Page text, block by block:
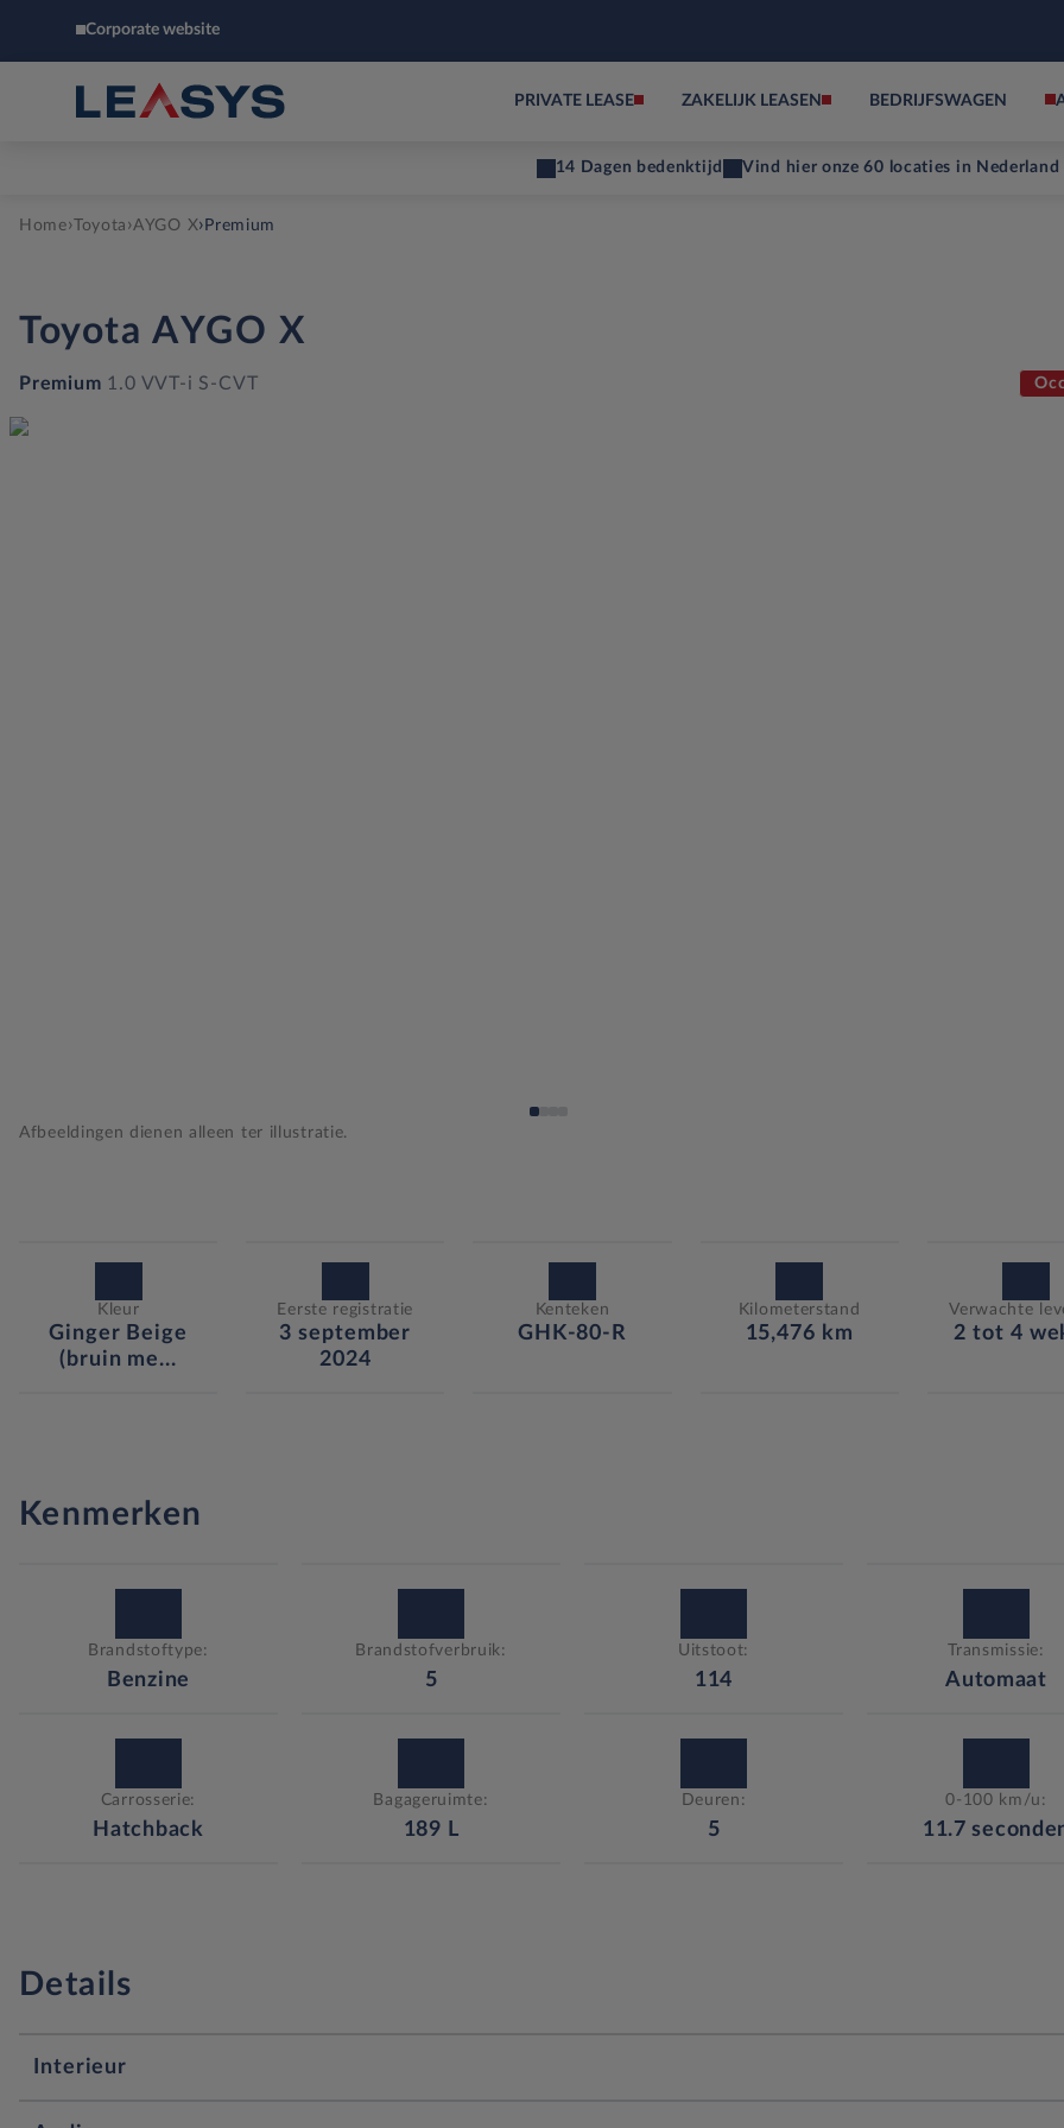
Corporate website
PRIVATE LEASE ZAKELIJK LEASEN BEDRIJFSWAGEN
14 Dagen bedenktijd Vind hier onze 60 locaties in Nederland
Home› Toyota ›AYGO X› Premium
Toyota AYGO X
Premium 1.0 VVT-i S-CVT
Afbeeldingen dienen alleen ter illustratie.
Kleur
Ginger Beige
(bruin me...
Eerste registratie
3 september
2024
Kenteken
GHK-80-R
Kilometerstand
15,476 km
Verwachte
2 tot 4
Kenmerken
Brandstoftype:
Benzine
Brandstofverbruik:
5
Uitstoot:
114
Transmissie:
Automaat
Carrosserie:
Hatchback
Bagageruimte:
189 L
Deuren:
5
0-100 km/u:
11.7
Details
Interieur